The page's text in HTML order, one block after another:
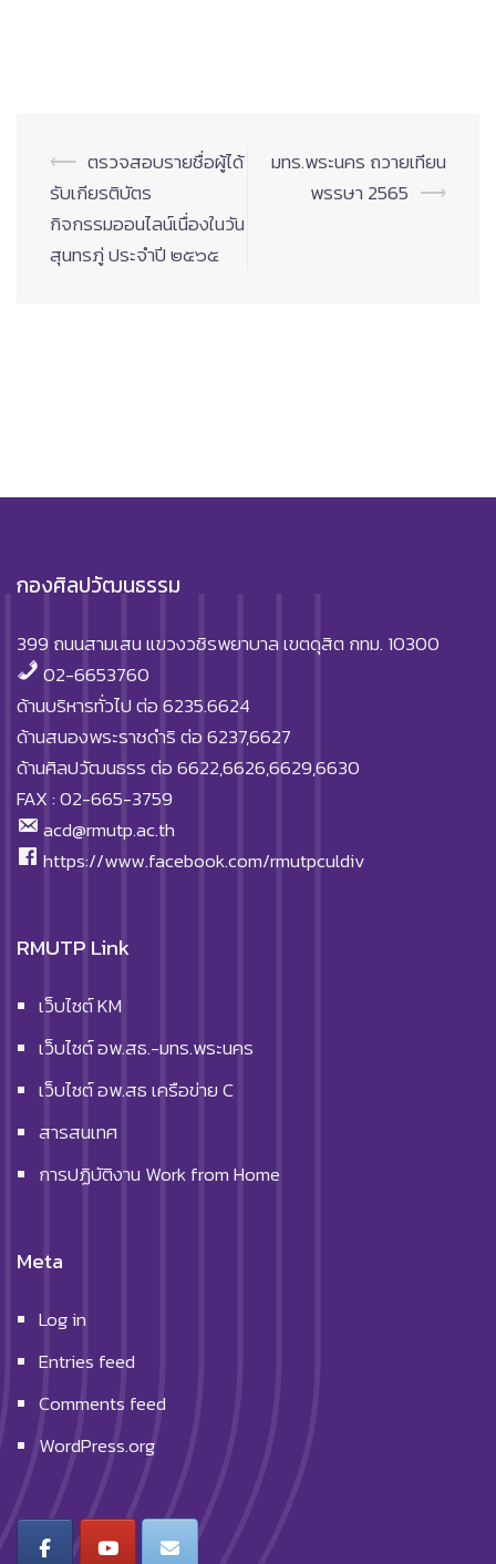
Post
navigation
⟵ ตรวจสอบรายชื่อผู้ได้
รับเกียรติบัตร
กิจกรรมออนไลน์เนื่องในวัน
สุนทรภู่ ประจำปี ๒๕๖๕
มทร.พระนคร ถวายเทียน
พรรษา 2565 ⟶
กองศิลปวัฒนธรรม
399 ถนนสามเสน แขวงวชิรพยาบาล เขตดุสิต กทม. 10300
02-6653760
ด้านบริหารทั่วไป ต่อ 6235.6624
ด้านสนองพระราชดำริ ต่อ 6237,6627
ด้านศิลปวัฒนธรร ต่อ 6622,6626,6629,6630
FAX : 02-665-3759
acd@rmutp.ac.th
https://www.facebook.com/rmutpculdiv
RMUTP Link
เว็บไซต์ KM
เว็บไซต์ อพ.สธ.-มทร.พระนคร
เว็บไซต์ อพ.สธ เครือข่าย C
สารสนเทศ
การปฏิบัติงาน Work from Home
Meta
Log in
Entries feed
Comments feed
WordPress.org